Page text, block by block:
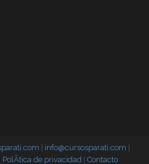
info@cursosparati.com
PolÃ­tica de privacidad Contacto